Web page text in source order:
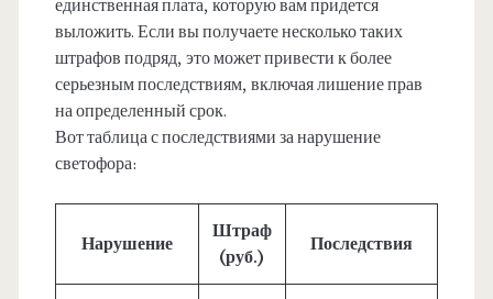
единственная плата, которую вам придется
выложить. Если вы получаете несколько таких
штрафов подряд, это может привести к более
серьезным последствиям, включая лишение прав
на определенный срок.
Вот таблица с последствиями за нарушение
светофора:
Нарушение
Штраф
(руб.)
Последствия